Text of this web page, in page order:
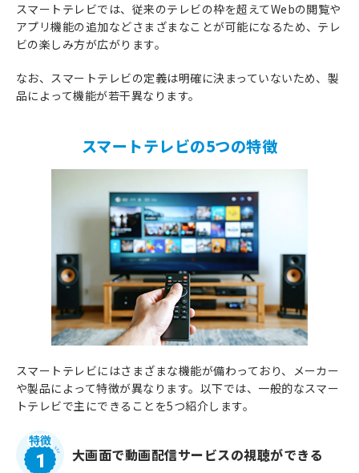
スマートテレビでは、従来のテレビの枠を超えてWebの閲覧や
アプリ機能の追加などさまざまなことが可能になるため、テレ
ビの楽しみ方が広がります。
なお、スマートテレビの定義は明確に決まっていないため、製
品によって機能が若干異なります。
スマートテレビの5つの特徴
スマートテレビにはさまざまな機能が備わっており、メーカー
や製品によって特徴が異なります。以下では、一般的なスマー
トテレビで主にできることを5つ紹介します。
1 大画面で動画配信サービスの視聴ができる